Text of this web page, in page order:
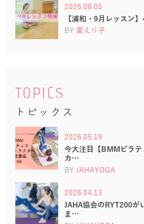
2026.08.05
【浦和・9月レッスン
BY 宮えり子
TOPICS
トピックス
2026.05.19
今大注目【BMMピラ
カ…
BY JAHAYOGA
2026.04.13
JAHA協会のRYT200が
ま…